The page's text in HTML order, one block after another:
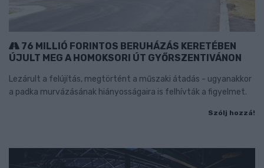
76 MILLIÓ FORINTOS BERUHÁZÁS KERETÉBEN
ÚJULT MEG A HOMOKSORI ÚT GYŐRSZENTIVÁNON
Lezárult a felújítás, megtörtént a műszaki átadás - ugyanakkor
a padka murvázásának hiányosságaira is felhívták a figyelmet.
Szólj hozzá!